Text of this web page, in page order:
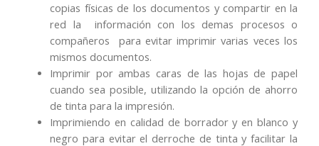
copias físicas de los documentos y compartir en la
red la información con los demas procesos o
compañeros para evitar imprimir varias veces los
mismos documentos.
Imprimir por ambas caras de las hojas de papel
cuando sea posible, utilizando la opción de ahorro
de tinta para la impresión.
Imprimiendo en calidad de borrador y en blanco y
negro para evitar el derroche de tinta y facilitar la